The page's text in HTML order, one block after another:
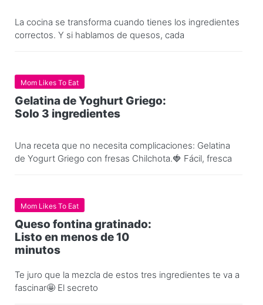
La cocina se transforma cuando tienes los ingredientes
correctos. Y si hablamos de quesos, cada
Mom Likes To Eat
Gelatina de Yoghurt Griego:
Solo 3 ingredientes
Una receta que no necesita complicaciones: Gelatina
de Yogurt Griego con fresas Chilchota.🍓 Fácil, fresca
Mom Likes To Eat
Queso fontina gratinado:
Listo en menos de 10
minutos
Te juro que la mezcla de estos tres ingredientes te va a
fascinar🤩 El secreto